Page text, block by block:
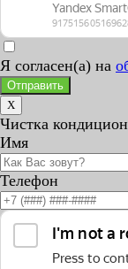
Я согласен(а) на
Отправить
X
Чистка
Имя
Телефон